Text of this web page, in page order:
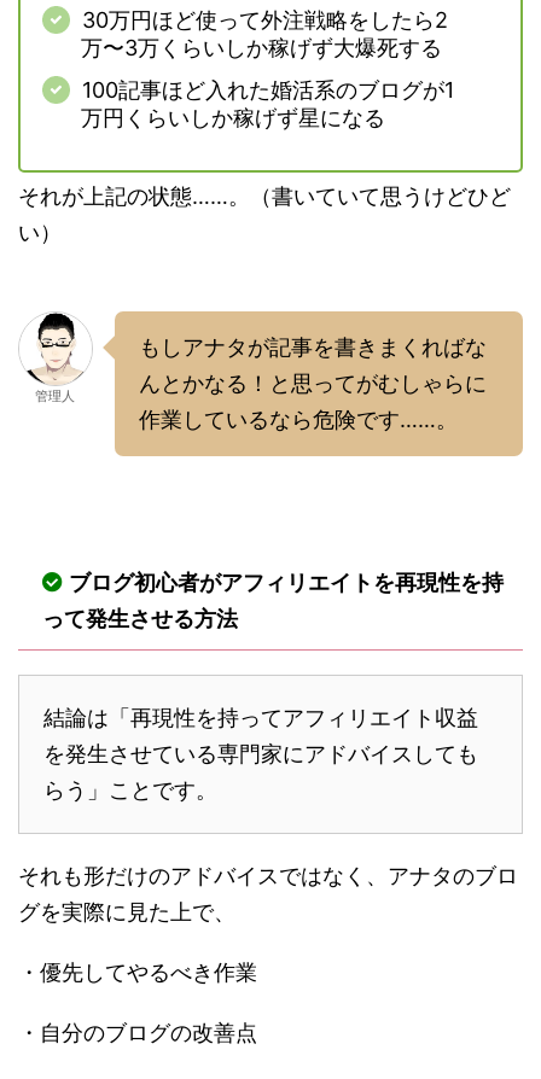
30万円ほど使って外注戦略をしたら2
万〜3万くらいしか稼げず大爆死する
100記事ほど入れた婚活系のブログが1
万円くらいしか稼げず星になる
それが上記の状態……。（書いていて思うけどひど
い）
管理人
もしアナタが記事を書きまくればな
んとかなる！と思ってがむしゃらに
作業しているなら危険です……。
ブログ初心者がアフィリエイトを再現性を持
って発生させる方法
結論は「再現性を持ってアフィリエイト収益
を発生させている専門家にアドバイスしても
らう」ことです。
それも形だけのアドバイスではなく、アナタのブロ
グを実際に見た上で、
・優先してやるべき作業
・自分のブログの改善点